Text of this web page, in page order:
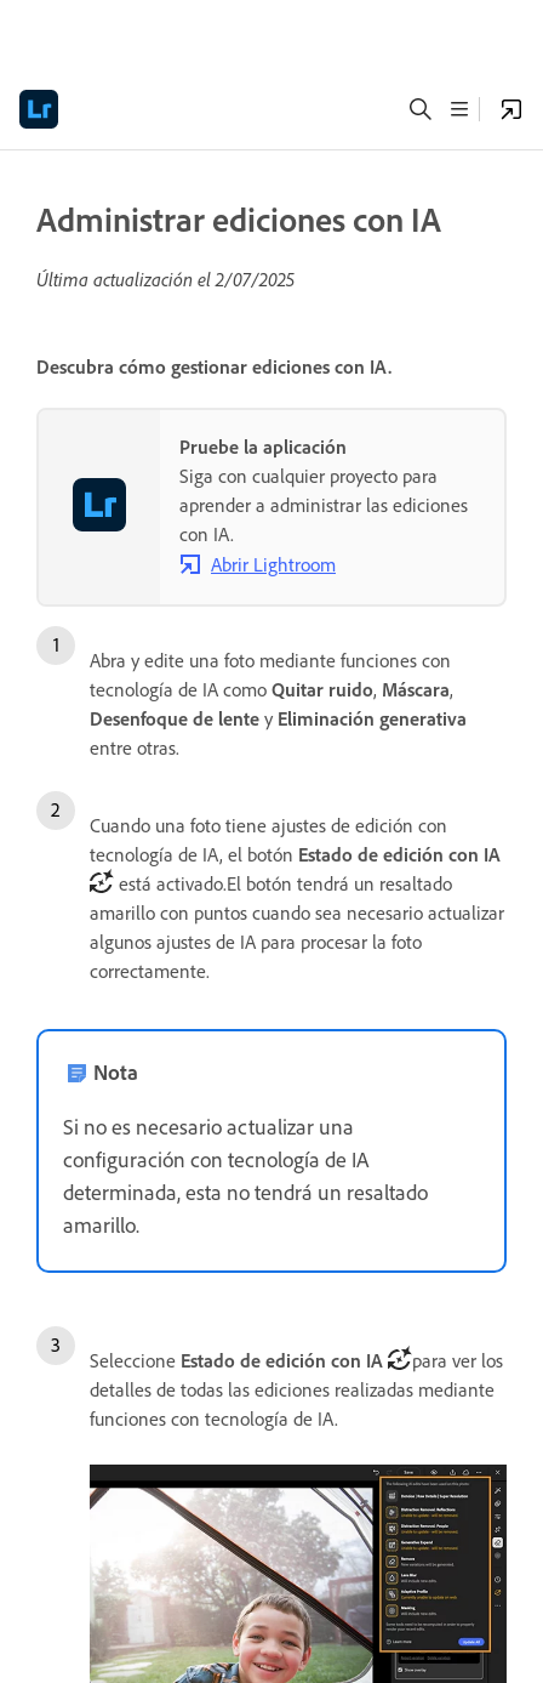
Administrar ediciones con IA
Última actualización el2/07/2025
Descubra cómo gestionar ediciones con IA.
Pruebe la aplicación
Siga con cualquier proyecto para
aprender a administrar las ediciones
con IA.
Abrir Lightroom
Abra y edite una foto mediante funciones con
tecnología de IA como Quitar ruido, Máscara,
Desenfoque de lente y Eliminación generativa
entre otras.
Cuando una foto tiene ajustes de edición con
tecnología de IA, el botón Estado de edición con IA
está activado.El botón tendrá un resaltado
amarillo con puntos cuando sea necesario actualizar
algunos ajustes de IA para procesar la foto
correctamente.
Nota
Si no es necesario actualizar una
configuración con tecnología de IA
determinada, esta no tendrá un resaltado
amarillo.
Seleccione Estado de edición con IA
para ver los
detalles de todas las ediciones realizadas mediante
funciones con tecnología de IA.